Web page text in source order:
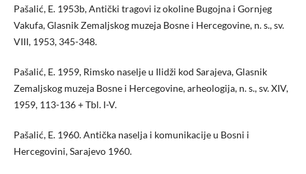
Pašalić, E. 1953b, Antički tragovi iz okoline Bugojna i Gornjeg
Vakufa, Glasnik Zemaljskog muzeja Bosne i Hercegovine, n. s., sv.
VIII, 1953, 345-348.
Pašalić, E. 1959, Rimsko naselje u Ilidži kod Sarajeva, Glasnik
Zemaljskog muzeja Bosne i Hercegovine, arheologija, n. s., sv. XIV,
1959, 113-136 + Tbl. I-V.
Pašalić, E. 1960. Antička naselja i komunikacije u Bosni i
Hercegovini, Sarajevo 1960.